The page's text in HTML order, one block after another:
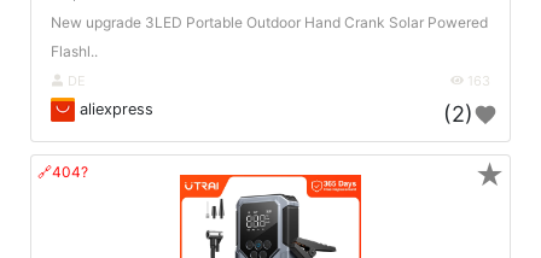
New upgrade 3LED Portable Outdoor Hand Crank Solar Powered
Flashl..
DE 163
aliexpress (2)
🔗404? ★